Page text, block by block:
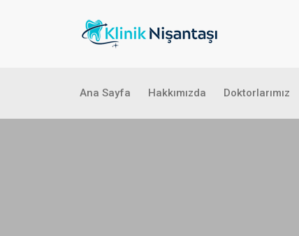
Ana Sayfa Hakkımızda Doktorlarımız